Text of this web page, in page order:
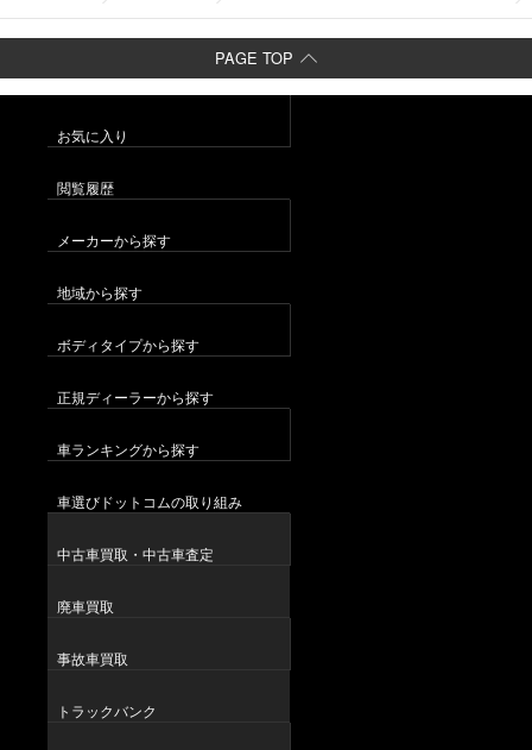
PAGE TOP
お気に入り
閲覧履歴
メーカーから探す
地域から探す
ボディタイプから探す
正規ディーラーから探す
車ランキングから探す
車選びドットコムの取り組み
中古車買取・中古車査定
廃車買取
事故車買取
トラックバンク